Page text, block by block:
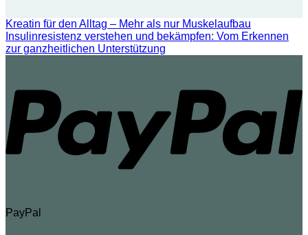
Kreatin für den Alltag – Mehr als nur Muskelaufbau
Insulinresistenz verstehen und bekämpfen: Vom Erkennen
zur ganzheitlichen Unterstützung
PayPal